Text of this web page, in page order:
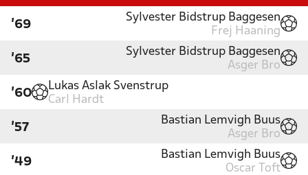
'69
Sylvester Bidstrup Baggesen
Frej Haaning
'65
Sylvester Bidstrup Baggesen
Asger Bro
'60
Lukas Aslak Svenstrup
Carl Hardt
'57
Bastian Lemvigh Buus
Asger Bro
'49
Bastian Lemvigh Buus
Oscar Toft